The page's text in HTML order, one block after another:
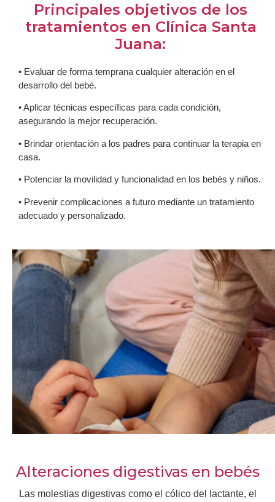
Principales objetivos de los
tratamientos en Clínica Santa
Juana:
• Evaluar de forma temprana cualquier alteración en el
desarrollo del bebé.
• Aplicar técnicas específicas para cada condición,
asegurando la mejor recuperación.
• Brindar orientación a los padres para continuar la terapia en
casa.
• Potenciar la movilidad y funcionalidad en los bebés y niños.
• Prevenir complicaciones a futuro mediante un tratamiento
adecuado y personalizado.
Alteraciones digestivas en bebés
Las molestias digestivas como el cólico del lactante, el